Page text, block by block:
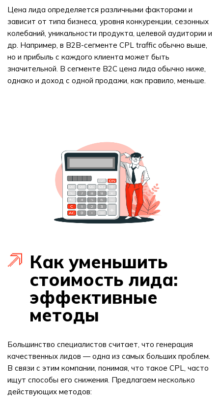
Цена лида определяется различными факторами и
зависит от типа бизнеса, уровня конкуренции, сезонных
колебаний, уникальности продукта, целевой аудитории и
др. Например, в B2B-сегменте CPL traffic обычно выше,
но и прибыль с каждого клиента может быть
значительной. В сегменте B2C цена лида обычно ниже,
однако и доход с одной продажи, как правило, меньше.
Как уменьшить
стоимость лида:
эффективные
методы
Большинство специалистов считает, что генерация
качественных лидов — одна из самых больших проблем.
В связи с этим компании, понимая, что такое CPL, часто
ищут способы его снижения. Предлагаем несколько
действующих методов: